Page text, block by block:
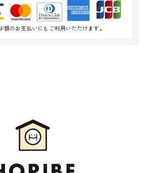
のお支払いにもご利用いただけます。